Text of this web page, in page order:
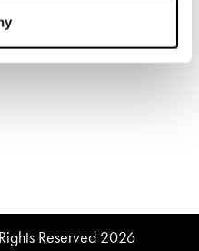
Reserved 2026